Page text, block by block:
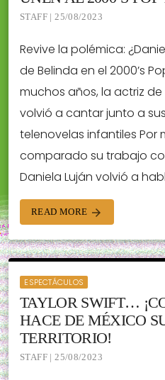
STAFF | 25/08/2023
Revive la polémica:
de Belinda en el 2000’s
muchos años, la actriz de
volvió a cantar junto a
telenovelas infantiles Por
comparado su trabajo
Daniela Luján volvió a
READ MORE arrow_forward
ESPECTÁCULOS
TAYLOR SWIFT…
HACE DE MÉXICO
TERRITORIO!
STAFF | 25/08/2023